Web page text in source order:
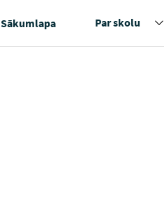
Sākumlapa Par skolu